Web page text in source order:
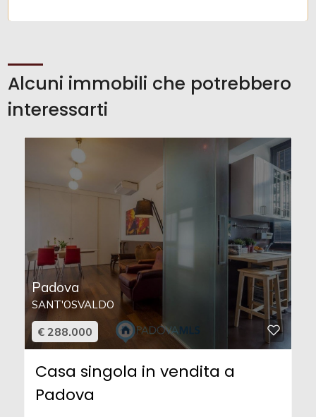
Alcuni immobili che potrebbero
interessarti
Padova
SANT'OSVALDO
€ 288.000
Casa singola in vendita a
Padova